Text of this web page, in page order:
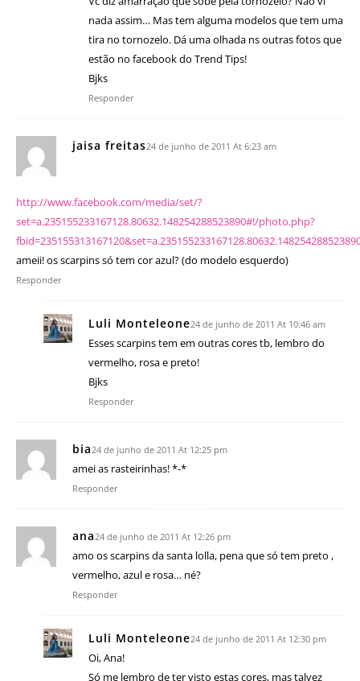
nada assim… Mas tem alguma modelos que tem uma
tira no tornozelo. Dá uma olhada ns outras fotos que
estão no facebook do Trend Tips!
Bjks
Responder
jaisa freitas24 de junho de 2011 At 6:23 am
http://www.facebook.com/media/set/?
set=a.235155233167128.80632.148254288523890#!/photo.php?
ameii! os scarpins só tem cor azul? (do modelo esquerdo)
Responder
Luli Monteleone24 de junho de 2011 At 10:46 am
Esses scarpins tem em outras cores tb, lembro do
vermelho, rosa e preto!
Bjks
Responder
bia24 de junho de 2011 At 12:25 pm
amei as rasteirinhas! *-*
Responder
ana24 de junho de 2011 At 12:26 pm
amo os scarpins da santa lolla, pena que só tem preto ,
vermelho, azul e rosa… né?
Responder
Luli Monteleone24 de junho de 2011 At 12:30 pm
Oi, Ana!
Só me lembro de ter visto estas cores, mas talvez